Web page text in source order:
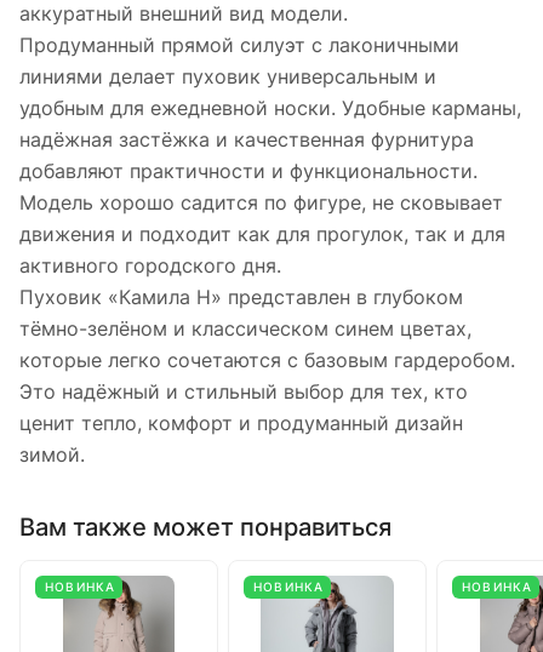
аккуратный внешний вид модели.
Продуманный прямой силуэт с лаконичными
линиями делает пуховик универсальным и
удобным для ежедневной носки. Удобные карманы,
надёжная застёжка и качественная фурнитура
добавляют практичности и функциональности.
Модель хорошо садится по фигуре, не сковывает
движения и подходит как для прогулок, так и для
активного городского дня.
Пуховик «Камила Н» представлен в глубоком
тёмно-зелёном и классическом синем цветах,
которые легко сочетаются с базовым гардеробом.
Это надёжный и стильный выбор для тех, кто
ценит тепло, комфорт и продуманный дизайн
зимой.
Вам также может понравиться
НОВИНКА НОВИНКА НОВИНКА